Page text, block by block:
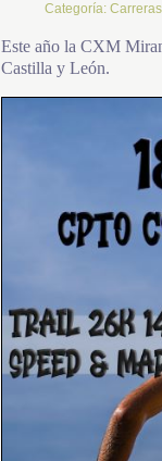
Categoría:
Este año la CXM
Castilla y León.